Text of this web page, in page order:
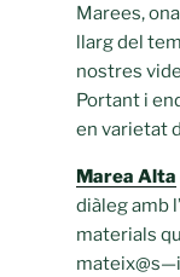
Marees,
llarg del
nostres
Portant i
en varietat
Marea Alta
diàleg amb
materials